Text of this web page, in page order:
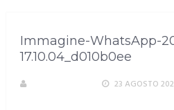
Immagine-WhatsApp-
17.10.04_d010b0ee
23 AGOSTO